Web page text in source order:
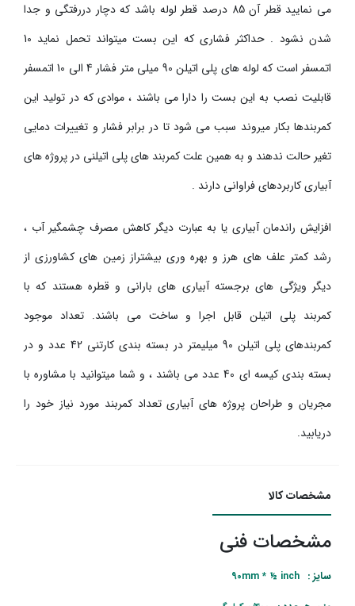
می نمایید قطر آن 85 درصد قطر لوله باشد که دچار دررفتگی و جدا
شدن نشود . حداکثر فشاری که این بست میتواند تحمل نماید 10
اتمسفر است که لوله های پلی اتیلن 90 میلی متر فشار 4 الی 10 اتمسفر
قابلیت نصب به این بست را دارا می باشند ، موادی که در تولید این
کمربندها بکار میروند سبب می شود تا در برابر فشار و تغییرات دمایی
تغیر حالت ندهند و به همین علت کمربند های پلی اتیلنی در پروژه های
آبیاری کاربردهای فراوانی دارند .
افزایش راندمان آبیاری یا به عبارت دیگر کاهش مصرف چشمگیر آب ،
رشد کمتر علف های هرز و بهره وری بیشتراز زمین های کشاورزی از
دیگر ویژگی های برجسته آبیاری های بارانی و قطره هستند که با
کمربند پلی اتیلن قابل اجرا و ساخت می باشند. تعداد موجود
کمربندهای پلی اتیلن 90 میلیمتر در بسته بندی کارتنی 42 عدد و در
بسته بندی کیسه ای 40 عدد می باشند ، و شما میتوانید با مشاوره با
مجریان و طراحان پروژه های آبیاری تعداد کمربند مورد نیاز خود را
دریابید.
مشخصات کالا
مشخصات فنی
سایز : 90mm * ½ inch